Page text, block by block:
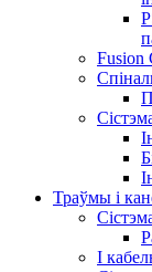
Fusion
Траўмы і
І